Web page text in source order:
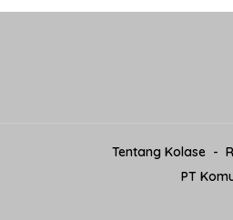
Tentang Kolase
PT